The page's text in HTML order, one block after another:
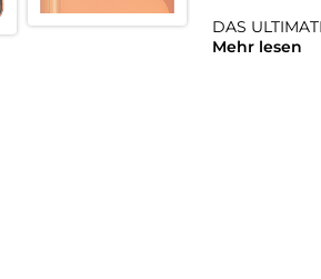
DAS
Mit 48 MP
Mehr lesen